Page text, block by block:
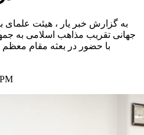
به گزارش خبر یار ، هیئت علمای
جهانی تقریب مذاهب اسلامی به
با حضور در بعثه مقام
6/4/2022 7:21:12 PM